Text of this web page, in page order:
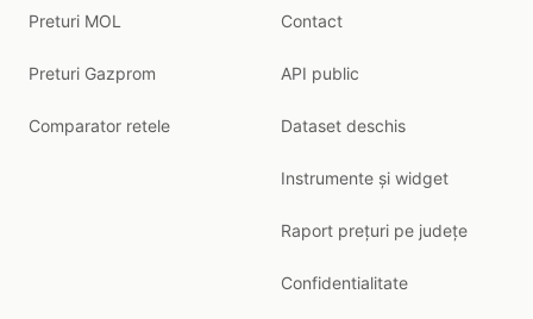
Preturi MOL
Preturi Gazprom
Comparator retele
Contact
API public
Dataset deschis
Instrumente și widget
Raport prețuri pe județe
Confidentialitate